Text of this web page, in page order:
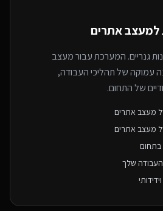
מעצב אתרים
גנריים. המערכת עבור מעצב
עמוקה של תהליכי העבודה,
של התחום.
מעצב אתרים
מעצב אתרים
בתחום
העבודה שלך